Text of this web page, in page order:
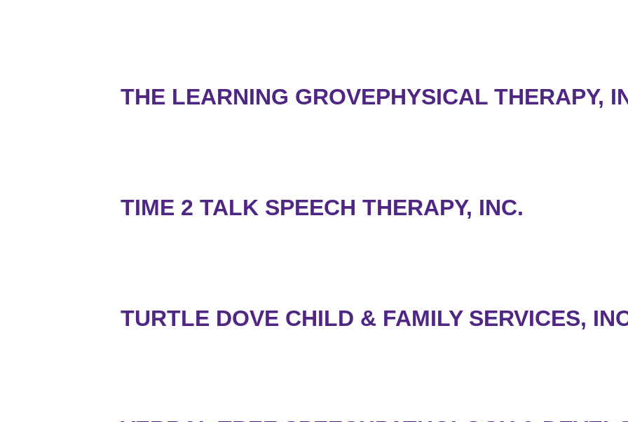
THE LEARNING GROVEPHYSICAL THERAPY,
TIME 2 TALK SPEECH THERAPY, INC.
TURTLE DOVE CHILD & FAMILY SERVICES,